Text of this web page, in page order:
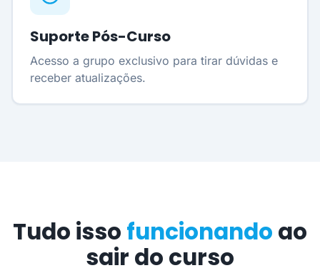
Suporte Pós-Curso
Acesso a grupo exclusivo para tirar dúvidas e
receber atualizações.
Tudo isso funcionando ao
sair do curso